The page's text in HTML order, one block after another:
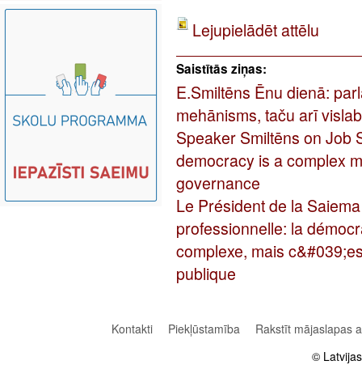
Lejupielādēt attēlu
Saistītās ziņas:
E.Smiltēns Ēnu dienā:
mehānisms, taču arī
Speaker Smiltēns on Job
democracy is a complex
governance
Le Président de la
professionnelle: la
complexe, mais
publique
Kontakti Piekļūstamība
Rakstīt mājaslapas
©